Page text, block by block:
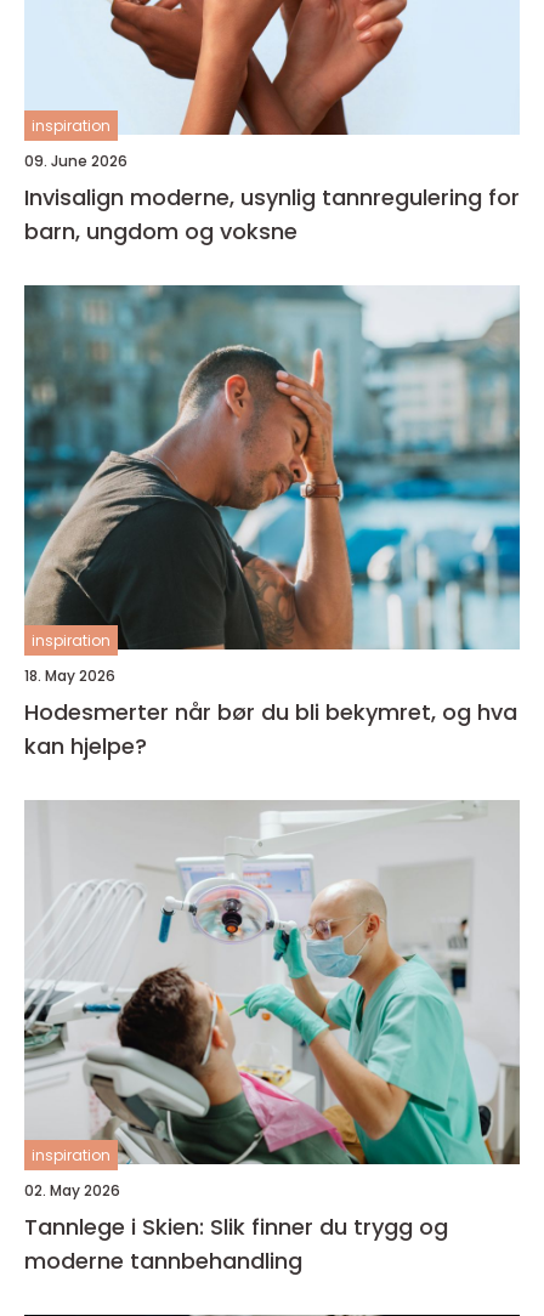
inspiration
09. June 2026
Invisalign moderne, usynlig tannregulering for
barn, ungdom og voksne
inspiration
18. May 2026
Hodesmerter når bør du bli bekymret, og hva
kan hjelpe?
inspiration
02. May 2026
Tannlege i Skien: Slik finner du trygg og
moderne tannbehandling